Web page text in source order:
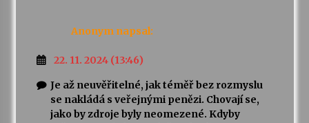
Anonym napsal:
22. 11. 2024 (13:46)
Je až neuvěřitelné, jak téměř bez rozmyslu
se nakládá s veřejnými penězi. Chovají se,
jako by zdroje byly neomezené. Kdyby